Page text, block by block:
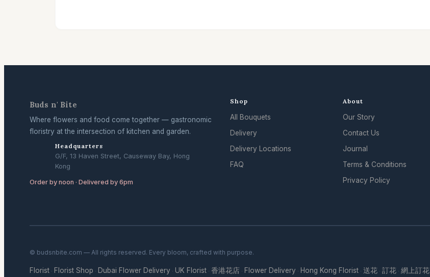
Buds n' Bite
Where flowers and food come together — gastronomic
floristry at the intersection of kitchen and garden.
Headquarters
G/F, 13 Haven Street, Causeway Bay, Hong
Kong
Order by noon · Delivered by 6pm
Shop
All Bouquets
Delivery
Delivery Locations
FAQ
About
Our Story
Contact Us
Journal
Terms & Conditions
Privacy Policy
© budsnbite.com — All rights reserved. Every bloom, crafted with purpose.
Florist · Florist Shop · Dubai Flower Delivery · UK Florist · 香港花店 · Flower Delivery · Hong Kong Florist · 送花 · 訂花 · 網上訂花